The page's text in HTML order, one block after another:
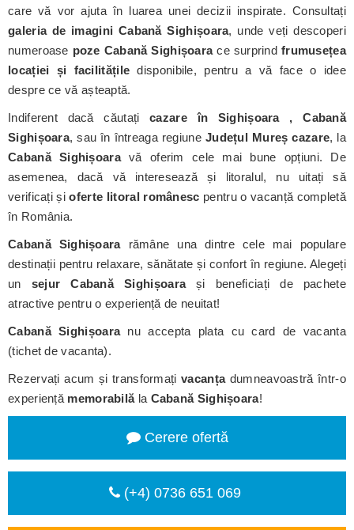
care vă vor ajuta în luarea unei decizii inspirate. Consultați
galeria de imagini Cabană Sighișoara, unde veți descoperi
numeroase poze Cabană Sighișoarace surprind frumusețea
locației și facilitățile disponibile, pentru a vă face o idee
despre ce vă așteaptă.
Indiferent dacă căutațicazare în Sighișoara , Cabană
Sighișoara, sau în întreaga regiune Județul Mureș cazare, la
Cabană Sighișoaravă oferim cele mai bune opțiuni. De
asemenea, dacă vă interesează și litoralul, nu uitați să
verificați șioferte litoral românesc pentru o vacanță completă
în România.
Cabană Sighișoararămâne una dintre cele mai populare
destinații pentru relaxare, sănătate și confort în regiune. Alegeți
un sejur Cabană Sighișoarași beneficiați de pachete
atractive pentru o experiență de neuitat!
Cabană Sighișoaranu accepta plata cu card de vacanta
(tichet de vacanta).
Rezervați acum și transformațivacanțadumneavoastră într-o
experiență memorabilăla Cabană Sighișoara!
Cerere ofertă
(+4) 0736 651 069